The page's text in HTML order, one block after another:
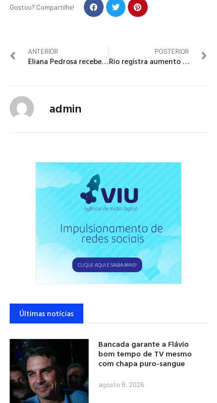
Gostou? Compartilhe!
ANTERIOR
Eliana Pedrosa recebe pauta dos servidores públicos
POSTERIOR
Rio registra aumento de 40% no número de tiroteios
admin
Últimas notícias
Bancada garante a Flávio
bom tempo de TV mesmo
com chapa puro-sangue
agosto 8, 2026